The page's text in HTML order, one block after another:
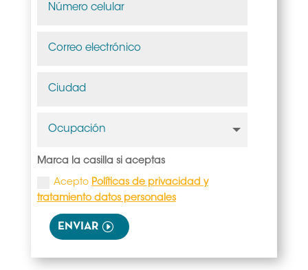
Marca la casilla si aceptas
Acepto Políticas de privacidad y
tratamiento datos personales
ENVIAR